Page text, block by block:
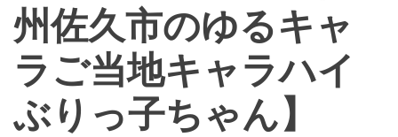
州佐久市のゆるキャ
ラご当地キャラハイ
ぶりっ子ちゃん】